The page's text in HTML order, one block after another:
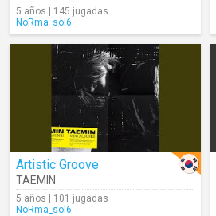
5 años | 145 jugadas
NoRma_sol6
Artistic Groove
TAEMIN
5 años | 101 jugadas
NoRma_sol6